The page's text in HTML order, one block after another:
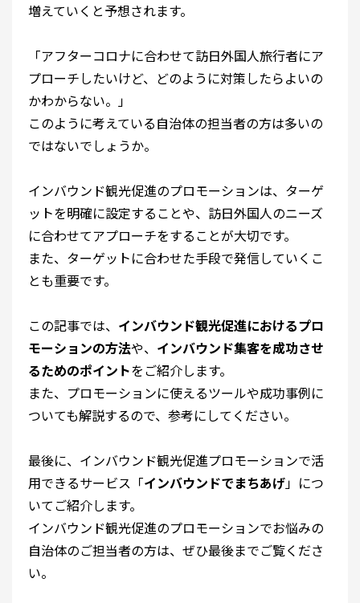
増えていくと予想されます。
「アフターコロナに合わせて訪日外国人旅行者にア
プローチしたいけど、どのように対策したらよいの
かわからない。」
このように考えている自治体の担当者の方は多いの
ではないでしょうか。
インバウンド観光促進のプロモーションは、ターゲ
ットを明確に設定することや、訪日外国人のニーズ
に合わせてアプローチをすることが大切です。
また、ターゲットに合わせた手段で発信していくこ
とも重要です。
この記事では、 インバウンド観光促進におけるプロ
モーションの方法や、 インバウンド集客を成功させ
るためのポイントをご紹介します。
また、プロモーションに使えるツールや成功事例に
ついても解説するので、参考にしてください。
最後に、インバウンド観光促進プロモーションで活
用できるサービス「インバウンドでまちあげ」につ
いてご紹介します。
インバウンド観光促進のプロモーションでお悩みの
自治体のご担当者の方は、ぜひ最後までご覧くださ
い。